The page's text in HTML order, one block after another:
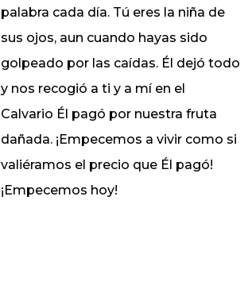
palabra cada día. Tú eres la niña de
sus ojos, aun cuando hayas sido
golpeado por las caídas. Él dejó todo
y nos recogió a ti y a mí en el
Calvario Él pagó por nuestra fruta
dañada. ¡Empecemos a vivir como si
valiéramos el precio que Él pagó!
¡Empecemos hoy!